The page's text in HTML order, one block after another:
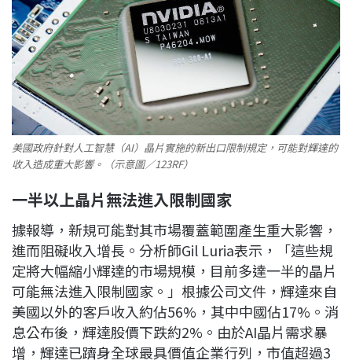
美國政府針對人工智慧（AI）晶片實施的新出口限制規定，可能對輝達的
收入造成重大影響。（示意圖／123RF）
一半以上晶片無法進入限制國家
據報導，新規可能對其市場覆蓋範圍產生重大影響，
進而阻礙收入增長。分析師Gil Luria表示，「這些規
定將大幅縮小輝達的市場規模，目前多達一半的晶片
可能無法進入限制國家。」根據公司文件，輝達來自
美國以外的客戶收入約佔56%，其中中國佔17%。消
息公布後，輝達股價下跌約2%。由於AI晶片需求暴
增，輝達已躋身全球最具價值企業行列，市值超過3